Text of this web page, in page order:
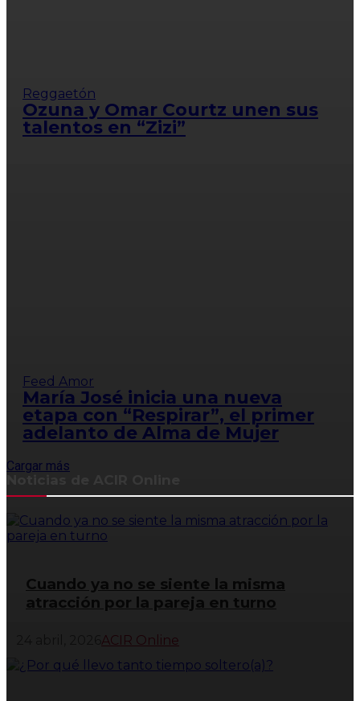
Reggaetón
Ozuna y Omar Courtz unen sus
talentos en “Zizi”
Feed Amor
María José inicia una nueva
etapa con “Respirar”, el primer
adelanto de Alma de Mujer
Cargar más
Cuando ya no se siente la misma
atracción por la pareja en turno
ACIR Online